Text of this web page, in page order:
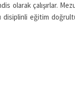
çalışırlar.
eğitim